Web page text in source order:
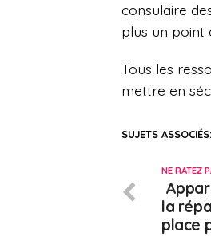
consulaire
plus un point
Tous les
mettre en
SUJETS ASSOCIÉS:
NE RATEZ
la
place